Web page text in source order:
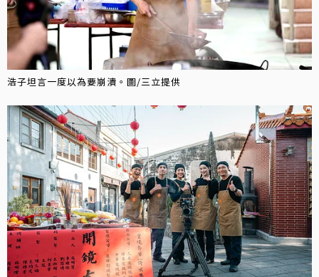
浩子坦言一度以為要崩潰。圖/三立提供